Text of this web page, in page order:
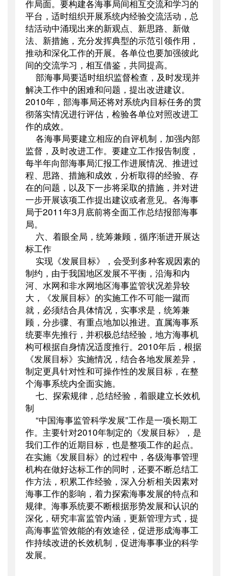
作局面。要构建各海事局间相互交流和学习的
平台，适时组织开展系统内经验交流活动，总
结活动中涌现出来的新观点、新思路、新做
法、新措施，充分发挥典型的示范引领作用，
推动和深化工作的开展。各单位也要加强彼此
间的交流学习，相互借鉴，共同提高。
部海事局要适时组织监督检查，及时发现并
解决工作中的困难和问题，提出改进建议。
2010年，部海事局还将对系统内目标任务的贯
彻落实情况进行评估，检验各单位对照改进工
作的成效。
各海事局要建立相应的自评机制，加强内部
监督，及时改进工作。要建立工作报告制度，
每半年向部海事局汇报工作进展情况、推进过
程、思路、措施和成效，分析取得的经验、存
在的问题，以及下一步将采取的措施，并对进
一步开展该项工作提出建议或者意见。各海事
局于2011年3月底前将全面工作总结报部海事
局。
六、着眼全局，统筹兼顾，循序渐进开展达
标工作
实现《发展目标》，会受到多种客观因素的
制约，由于我国地区发展不平衡，沿海和内
河、水网和非水网地区海事监管状况差异较
大，《发展目标》的实施工作不可能一蹴而
就，必须结合具体情况，实事求是，统筹兼
顾，分步骤、有重点地加以推进。直属海事系
统要率先推行，并积极总结经验，地方海事机
构可根据自身情况适度推行。 2010年后，根据
《发展目标》实施情况，结合各地发展差异，
制定更具针对性和可操作性的发展目标，在整
个海事系统内全面实施。
七、探索规律，总结经验，着眼建立长效机
制
“中国海事监管科学发展”工作是一项长期工
作。主要针对2010年制定的《发展目标》，是
我们工作的近期目标，也是整项工作的起点。
在实施《发展目标》的过程中，各级海事管理
机构在做好达标工作的同时，还要不断总结工
作方法，积累工作经验，深入分析相关因素对
海事工作的影响，着力探索海事发展的特点和
规律。海事系统要不断根据形势发展和认识的
深化，研究丰富监管内涵，更新管理方式，提
高海事监管效能的有效途径，促进形成海事工
作持续改进的长效机制，促进海事事业的科学
发展。